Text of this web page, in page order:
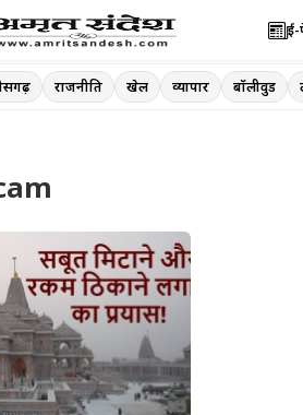
ई-
राजनीति खेल व्यापार बॉलीवुड